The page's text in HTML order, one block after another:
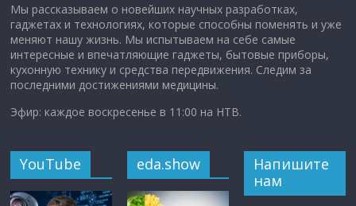
Мы рассказываем о новейших научных разработках,
гаджетах и технологиях, которые способны поменять и уже
меняют нашу жизнь. Мы испытываем на себе самые
интересные и впечатляющие гаджеты, бытовые приборы,
кухонную технику и средства передвижения. Следим за
последними достижениями медицины.
Эфир: каждое воскресенье в 11:00 на НТВ.
YouTube eda.show
Напишите
нам